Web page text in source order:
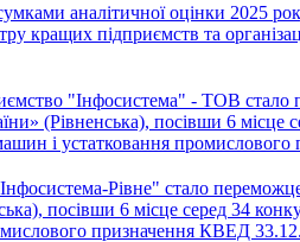
аналітичної оцінки
кращих підприємств та
"Інфосистема" - ТОВ стало
(Рівненська), посівши 6 місце
і устатковання
Рівне" стало
посівши 6 місце серед 34
призначення КВЕД 33.12.